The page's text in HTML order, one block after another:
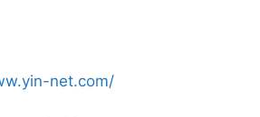
net.com/